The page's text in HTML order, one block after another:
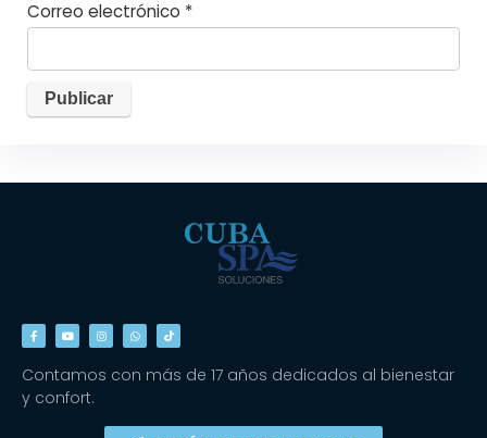
Correo electrónico *
Contamos con más de 17 años dedicados al bienestar
y confort.